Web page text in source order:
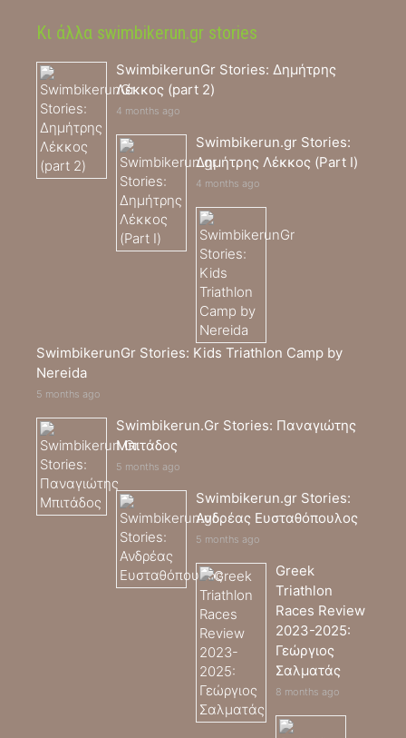
Κι άλλα swimbikerun.gr stories
SwimbikerunGr Stories: Δημήτρης
Λέκκος (part 2)
4 months ago
Swimbikerun.gr Stories:
Δημήτρης Λέκκος (Part I)
4 months ago
SwimbikerunGr Stories: Kids Triathlon Camp by
Nereida
5 months ago
Swimbikerun.Gr Stories: Παναγιώτης
Μπιτάδος
5 months ago
Swimbikerun.gr Stories:
Ανδρέας Ευσταθόπουλος
5 months ago
Greek
Triathlon
Races Review
2023-2025:
Γεώργιος
Σαλματάς
8 months ago